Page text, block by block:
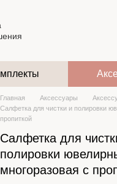
Главная Аксессуары
Салфетка для чистки и полировки
пропиткой
Салфетка для
полировки
многоразовая с